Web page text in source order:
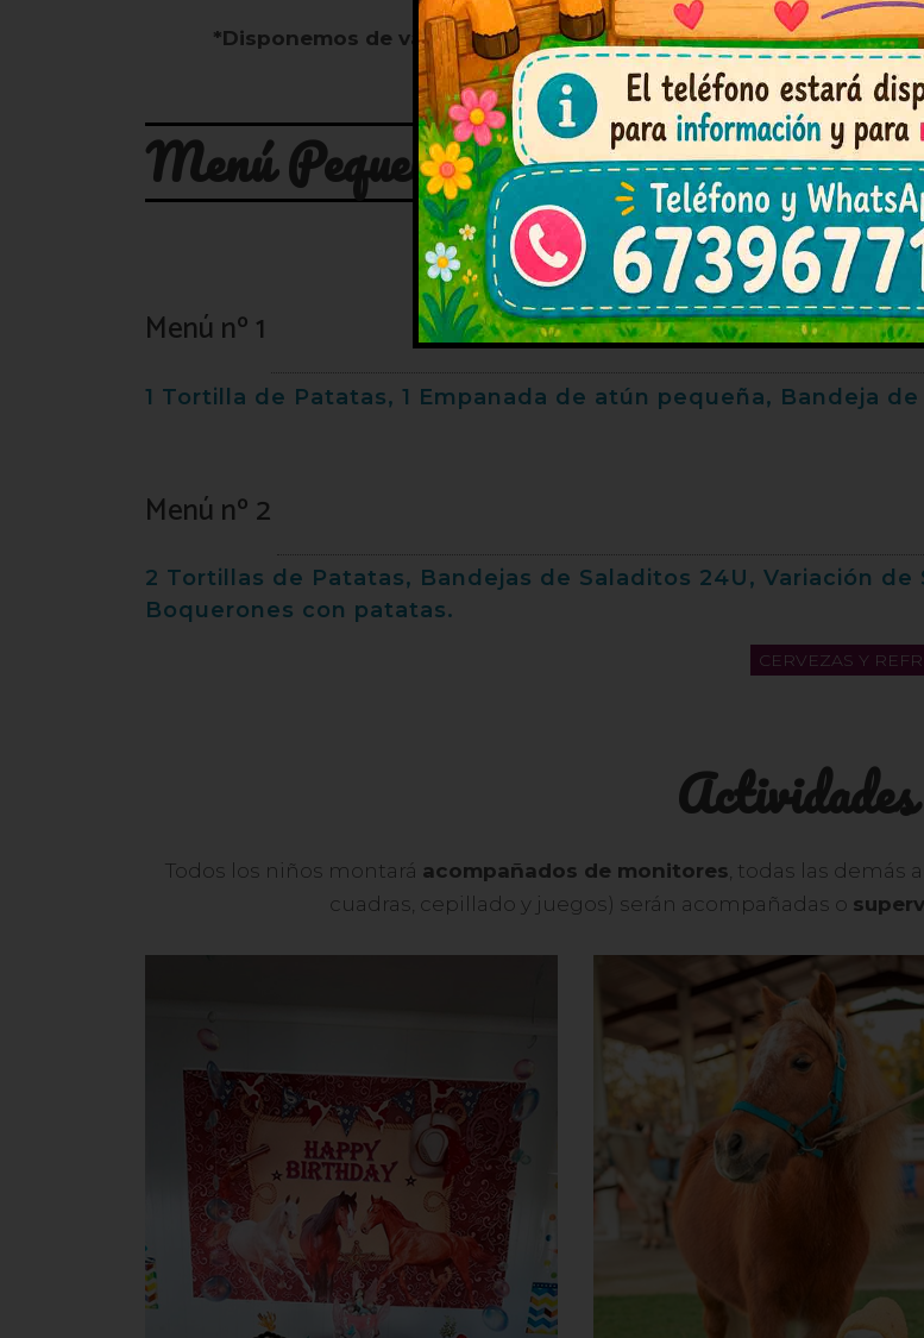
TENEMOS A DISPOSICIÓN
*Disponemos de vales de consumición. Los menús no incluyen
Menú Pequeñas Herraduras para
Menú nº 1
1 Tortilla de Patatas, 1 Empanada de atún pequeña, Bandeja
Menú nº 2
2 Tortillas de Patatas, Bandejas de Saladitos 24U, Variación
Boquerones con patatas.
CERVEZAS Y
Actividades
Todos los niños montará acompañados de monitores , todas las demás
cuadras, cepillado y juegos) serán acompañadas o